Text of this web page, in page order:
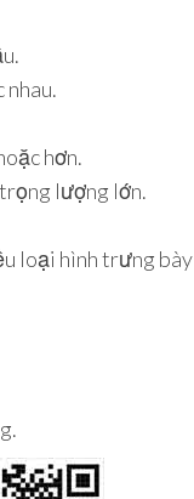
nhau.
hơn.
trọng lượng lớn.
loại hình trưng bày